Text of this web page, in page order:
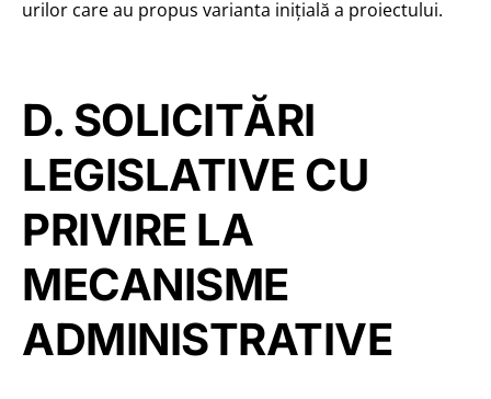
urilor care au propus varianta inițială a proiectului.
D. SOLICITĂRI
LEGISLATIVE CU
PRIVIRE LA
MECANISME
ADMINISTRATIVE